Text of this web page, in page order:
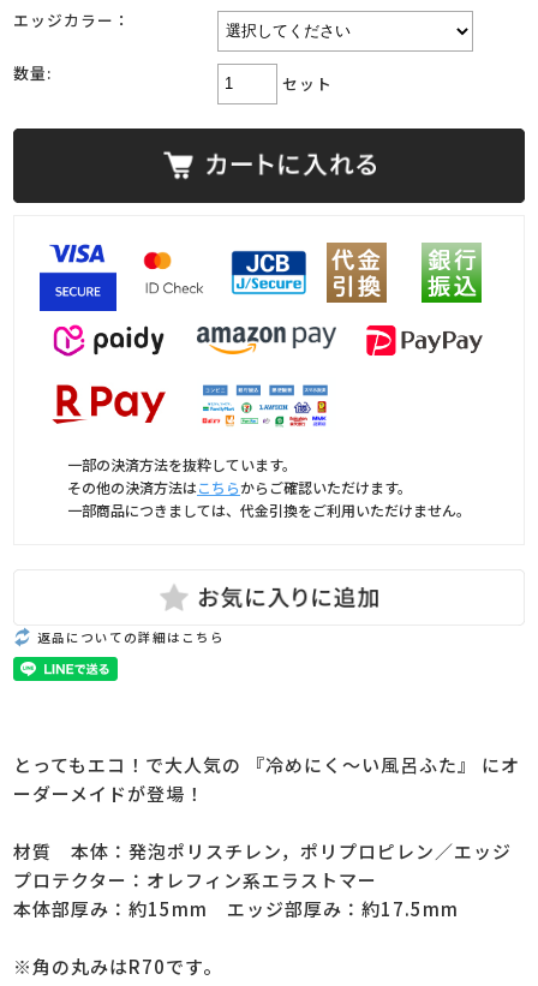
エッジカラー：
数量: セット
一部の決済方法を抜粋しています。
その他の決済方法はこちらからご確認いただけます。
一部商品につきましては、代金引換をご利用いただけません。
返品についての詳細はこちら
とってもエコ！で大人気の 『冷めにく～い風呂ふた』 にオ
ーダーメイドが登場！
材質 本体：発泡ポリスチレン，ポリプロピレン／エッジ
プロテクター：オレフィン系エラストマー
本体部厚み：約15mm エッジ部厚み：約17.5mm
※角の丸みはR70です。